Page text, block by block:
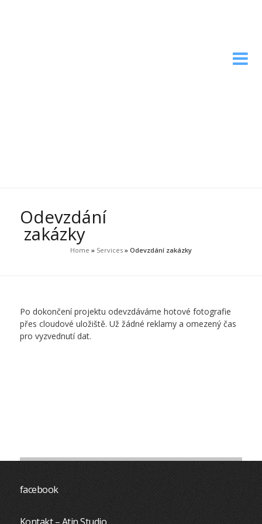
Odevzdání
zakázky
Home » Services» Odevzdání zakázky
Po dokončení projektu odevzdáváme hotové fotografie
přes cloudové uložiště. Už žádné reklamy a omezený čas
pro vyzvednutí dat.
facebook